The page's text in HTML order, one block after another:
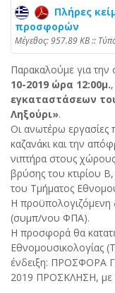
Πλήρες
προσφορών
Mέγεθος: 957.89 KB ::
Παρακαλούμε για
10-2019 ώρα 12:00μ.
εγκαταστάσεων
Ληξούρι».
Οι ανωτέρω εργασίες
καζανάκι και την
νιπτήρα στους χώρους
βρύσης του κτιρίου
του Τμήματος
Η προϋπολογιζόμενη
(συμπ/νου ΦΠΑ).
Η προσφορά θα
Εθνομουσικολογίας
ένδειξη: ΠΡΟΣΦΟΡΑ
2019 ΠΡΟΣΚΛΗΣΗ, με